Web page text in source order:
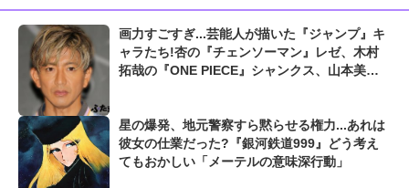
画力すごすぎ...芸能人が描いた『ジャンプ』キ
ャラたち!杏の『チェンソーマン』レゼ、木村
拓哉の『ONE PIECE』シャンクス、山本美月
星の爆発、地元警察すら黙らせる権力...あれは
彼女の仕業だった?『銀河鉄道999』どう考え
てもおかしい「メーテルの意味深行動」